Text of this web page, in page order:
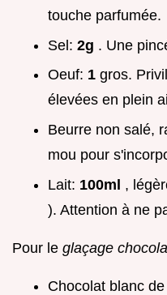
touche parfumée.
Sel: 2g . Une
Oeuf: 1 gros.
élevées en plein
Beurre non salé,
mou pour
Lait: 100ml ,
). Attention à ne
Pour le glaçage
Chocolat blanc